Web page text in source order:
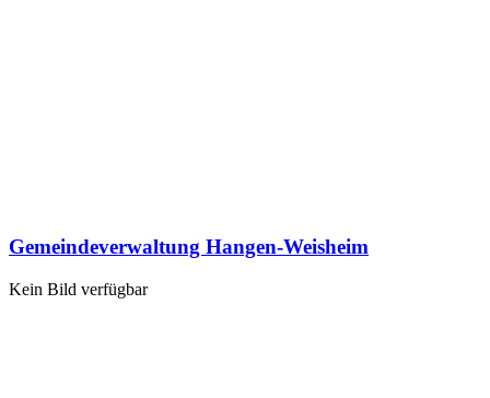
Gemeindeverwaltung Hangen-Weisheim
Kein Bild verfügbar